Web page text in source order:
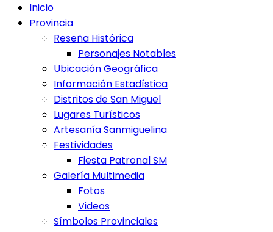
Inicio
Provincia
Reseña Histórica
Personajes Notables
Ubicación Geográfica
Información Estadística
Distritos de San Miguel
Lugares Turísticos
Artesanía Sanmiguelina
Festividades
Fiesta Patronal SM
Galería Multimedia
Fotos
Videos
Símbolos Provinciales